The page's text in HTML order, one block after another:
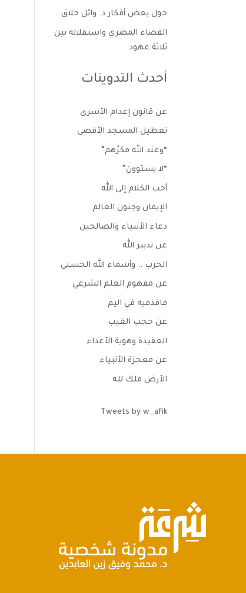
حول بعض أفكار د. وائل حلاق
القضاء المصري واستقلاله بين
ثلاثة عهود
أحدث التدوينات
عن قانون إعدام الأسرى
تعطيل المسجد الأقصى
“وعند الله مكرُهم”
“لا يستوون”
أحب الكلام إلى الله
الإيمان وجنون العالم
دعاء الأنبياء والصالحين
عن تدبير الله
الحرب .. وأسماء الله الحسنى
عن مفهوم العلم الشرعي
فاقذفيه في اليم
عن حجب الغيب
العقيدة وهوية الأعداء
عن معجزة الأنبياء
الأرض ملك لله
Tweets by w_afik